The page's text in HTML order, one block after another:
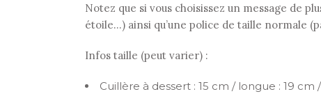
Notez que si vous choisissez un message de
étoile…) ainsi qu’une police de taille normale
Infos taille (peut varier) :
Cuillère à dessert : 15 cm / longue : 19 cm